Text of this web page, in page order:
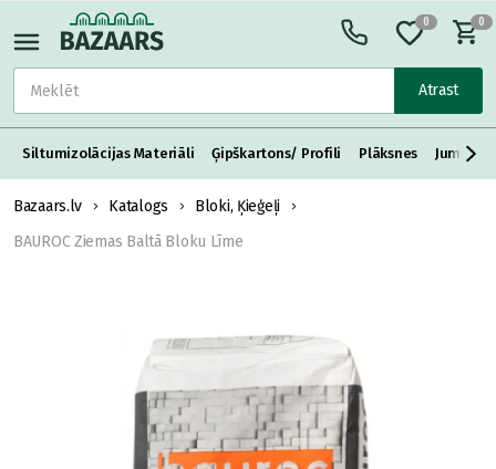
Atrast
0 0
Siltumizolācijas Materiāli Ģipškartons/ Profili Plāksnes Jumta
Bazaars.lv Katalogs
Bloki, Ķieģeļi
BAUROC Ziemas Baltā Bloku Līme